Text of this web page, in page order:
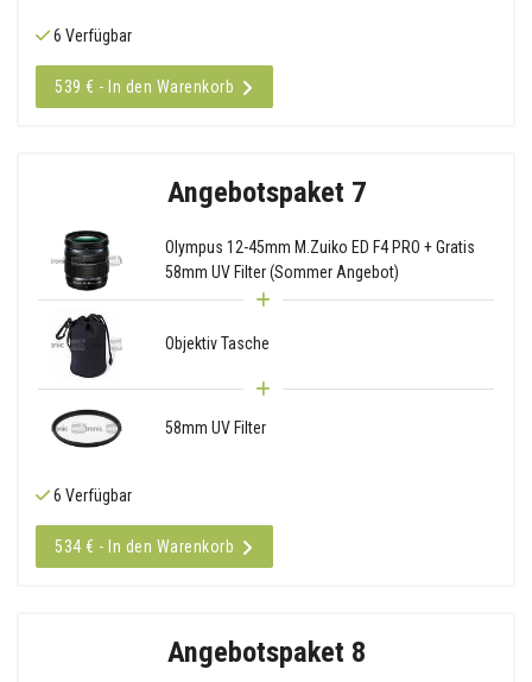
6 Verfügbar
539 € - In den Warenkorb
Angebotspaket 7
Olympus 12-45mm M.Zuiko ED F4 PRO + Gratis
58mm UV Filter (Sommer Angebot)
Objektiv Tasche
58mm UV Filter
6 Verfügbar
534 € - In den Warenkorb
Angebotspaket 8